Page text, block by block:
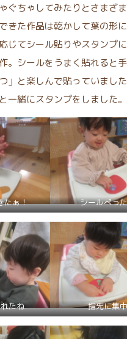
ぐちゃしてみたりとさまざ
きた作品は乾かして葉の形
じてシール貼りやスタンプ
。シールをうまく貼れると
」と楽しんで貼っていまし
一緒にスタンプをしました。
たぁ！ シールぺっ
たね 指先に集中